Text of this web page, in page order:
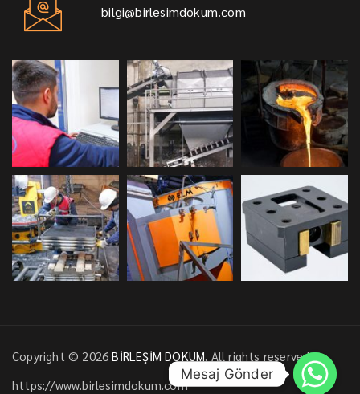
bilgi@birlesimdokum.com
Copyright © 2026BİRLEŞİM DÖKÜM. All rights reserved.
https://www.birlesimdokum.com
Mesaj Gönder
Mesaj Gönder